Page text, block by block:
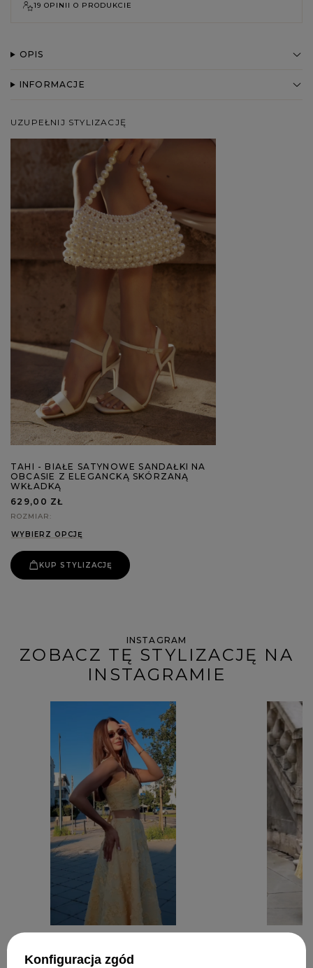
19 OPINII O PRODUKCIE
OPIS
INFORMACJE
UZUPEŁNIJ STYLIZACJĘ
TAHI - BIAŁE SATYNOWE SANDAŁKI NA
OBCASIE Z ELEGANCKĄ SKÓRZANĄ
WKŁADKĄ
629,00 ZŁ
ROZMIAR
WYBIERZ OPCJĘ
KUP STYLIZACJĘ
INSTAGRAM
ZOBACZ TĘ STYLIZACJĘ NA
INSTAGRAMIE
Konfiguracja zgód